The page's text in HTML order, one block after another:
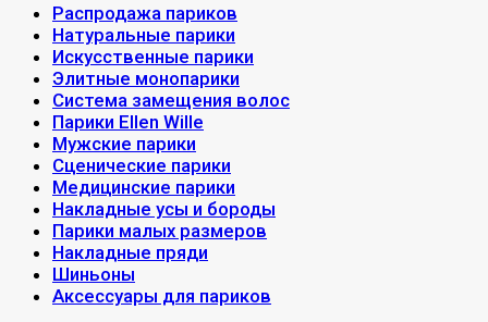
Распродажа париков
Натуральные парики
Искусственные парики
Элитные монопарики
Система замещения волос
Парики Ellen Wille
Мужские парики
Сценические парики
Медицинские парики
Накладные усы и бороды
Парики малых размеров
Накладные пряди
Шиньоны
Аксессуары для париков